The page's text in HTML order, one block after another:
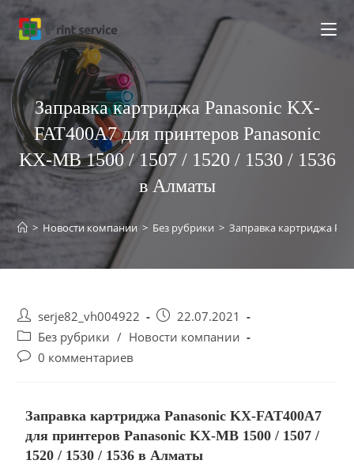
Заправка картриджа Panasonic KX-
FAT400A7 для принтеров Panasonic
KX-MB 1500 / 1507 / 1520 / 1530 / 1536
в Алматы
> Новости компании > Без рубрики > Заправка картриджа
serje82_vh004922
22.07.2021
Без рубрики / Новости компании
0 комментариев
Заправка картриджа Panasonic KX-FAT400A7
для принтеров Panasonic KX-MB 1500 / 1507 /
1520 / 1530 / 1536 в Алматы